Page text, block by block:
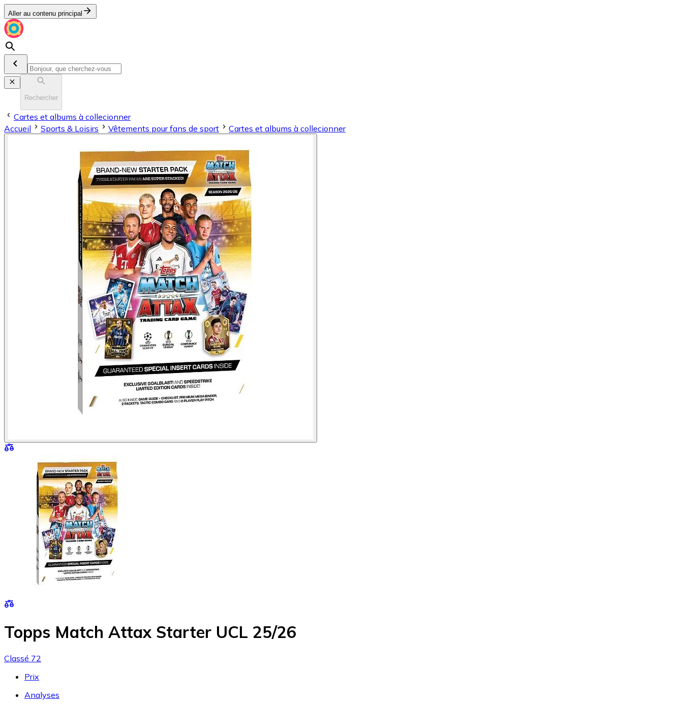
Aller au contenu principal
Rechercher
Cartes et albums à collecionner
Accueil
Sports & Loisirs Vêtements pour fans de sport Cartes et albums à collecionner
Topps Match Attax Starter UCL 25/26
Classé 72
Prix
Analyses